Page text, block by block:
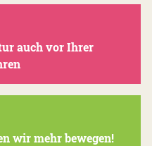
auch vor Ihrer
wir mehr bewegen!